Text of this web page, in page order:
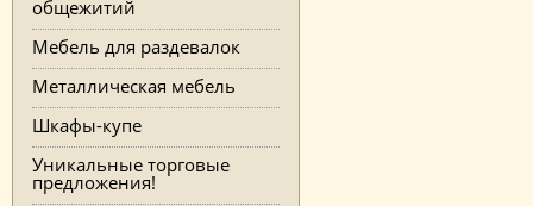
общежитий
Мебель для раздевалок
Металлическая мебель
Шкафы-купе
Уникальные торговые
предложения!